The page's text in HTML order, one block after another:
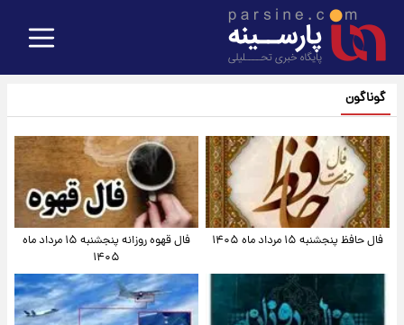
گوناگون
فال حافظ پنجشنبه ۱۵ مرداد ماه ۱۴۰۵
فال قهوه روزانه پنجشنبه ۱۵ مرداد ماه
۱۴۰۵